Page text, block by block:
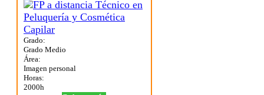
Grado:
Grado Medio
Área:
Imagen personal
Horas:
2000h